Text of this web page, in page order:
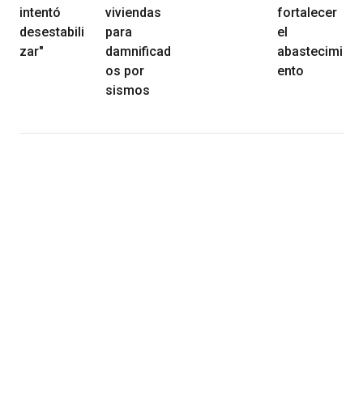
intentó
desestabili
zar"
viviendas
para
damnificad
os por
sismos
fortalecer
el
abastecimi
ento